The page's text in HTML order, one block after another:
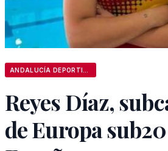
Reyes Díaz,
de Europa